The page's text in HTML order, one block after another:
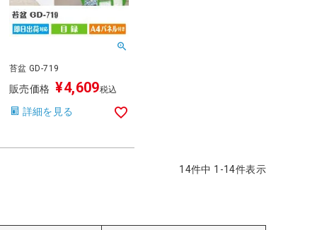
苔盆 GD-719
販売価格 ¥4,609税込
詳細を見る
14件中 1 -14件表示